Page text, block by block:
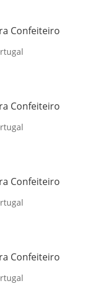
Confeiteiro
Confeiteiro
Confeiteiro
Confeiteiro